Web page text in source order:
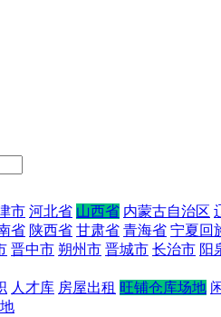
市 河北省 山西省 内蒙古自治区
省 陕西省 甘肃省 青海省 宁夏回
晋中市 朔州市 晋城市 长治市 阳
人才库 房屋出租 旺铺仓库场地